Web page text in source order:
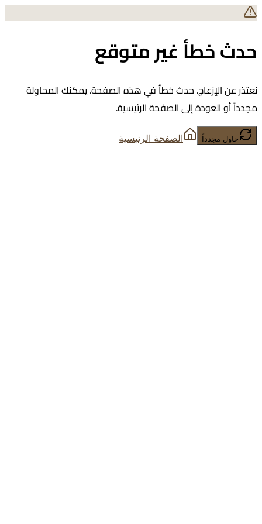
حدث خطأ غير متوقع
نعتذر عن الإزعاج. حدث خطأ في هذه الصفحة. يمكنك المحاولة
مجدداً أو العودة إلى الصفحة الرئيسية.
حاول مجدداً الصفحة الرئيسية